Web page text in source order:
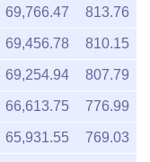
69,766.47 813.76
69,456.78 810.15
69,254.94 807.79
66,613.75 776.99
65,931.55 769.03